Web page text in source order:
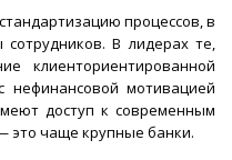
процессов, в
В лидерах те,
клиенториентированной
нефинансовой мотивацией
доступ к современным
это чаще крупные банки.